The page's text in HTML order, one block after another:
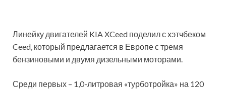
Линейку двигателей KIA XCeed поделил с хэтчбеком
Ceed, который предлагается в Европе с тремя
бензиновыми и двумя дизельными моторами.
Среди первых – 1,0-литровая «турботройка» на 120